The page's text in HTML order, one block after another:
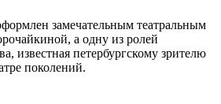
замечательным театральным
а одну из ролей
известная петербургскому зрителю
поколений.